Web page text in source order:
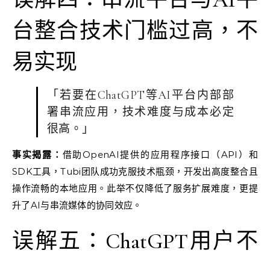
台整合技术门槛过高，不
易实现
「若要在ChatGPT等AI平台内部部
署串流应用，技术难度与成本必定
很高。」
事实揭露： 借助OpenAI提供的应用程序接口（API）和
SDK工具，Tubi团队成功克服技术瓶颈，开发出高度整合且
操作流畅的本地应用。此举不仅降低了服务扩展难度，更提
升了AI与串流媒体的协同效应。
误解五：ChatGPT用户不